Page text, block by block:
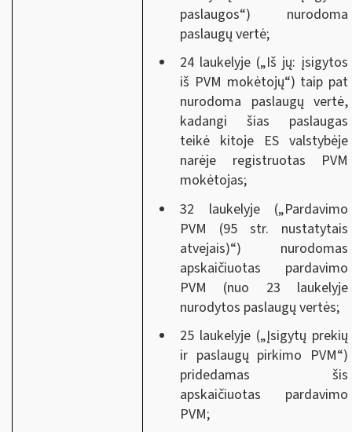
paslaugos“) nurodoma
paslaugų vertė;
24 laukelyje („Iš jų: įsigytos
iš PVM mokėtojų“) taip pat
nurodoma paslaugų vertė,
kadangi šias paslaugas
teikė kitoje ES valstybėje
narėje registruotas PVM
mokėtojas;
32 laukelyje („Pardavimo
PVM (95 str. nustatytais
atvejais)“) nurodomas
apskaičiuotas pardavimo
PVM (nuo 23 laukelyje
nurodytos paslaugų vertės;
25 laukelyje („Įsigytų prekių
ir paslaugų pirkimo PVM“)
pridedamas šis
apskaičiuotas pardavimo
PVM;